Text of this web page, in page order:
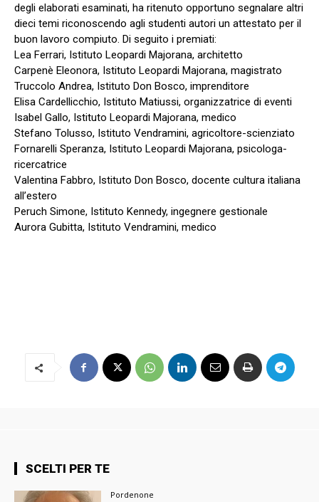
degli elaborati esaminati, ha ritenuto opportuno segnalare altri
dieci temi riconoscendo agli studenti autori un attestato per il
buon lavoro compiuto. Di seguito i premiati:
Lea Ferrari, Istituto Leopardi Majorana, architetto
Carpenè Eleonora, Istituto Leopardi Majorana, magistrato
Truccolo Andrea, Istituto Don Bosco, imprenditore
Elisa Cardellicchio, Istituto Matiussi, organizzatrice di eventi
Isabel Gallo, Istituto Leopardi Majorana, medico
Stefano Tolusso, Istituto Vendramini, agricoltore-scienziato
Fornarelli Speranza, Istituto Leopardi Majorana, psicologa-
ricercatrice
Valentina Fabbro, Istituto Don Bosco, docente cultura italiana
all’estero
Peruch Simone, Istituto Kennedy, ingegnere gestionale
Aurora Gubitta, Istituto Vendramini, medico
SCELTI PER TE
Pordenone